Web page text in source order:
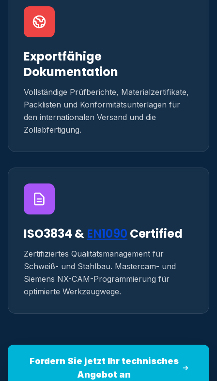
Exportfähige
Dokumentation
Vollständige Prüfberichte, Materialzertifikate,
Packlisten und Konformitätsunterlagen für
den internationalen Versand und die
Zollabfertigung.
ISO3834 & EN1090 Certified
Zertifiziertes Qualitätsmanagement für
Schweiß- und Stahlbau. Mastercam- und
Siemens NX-CAM-Programmierung für
optimierte Werkzeugwege.
Fordern Sie jetzt Ihr technisches
Angebot an